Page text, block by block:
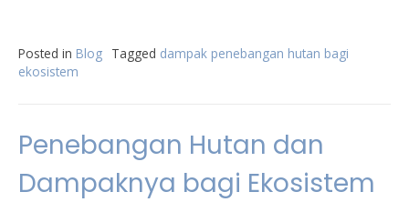
Posted in Blog Tagged dampak penebangan hutan bagi
ekosistem
Penebangan Hutan dan
Dampaknya bagi Ekosistem